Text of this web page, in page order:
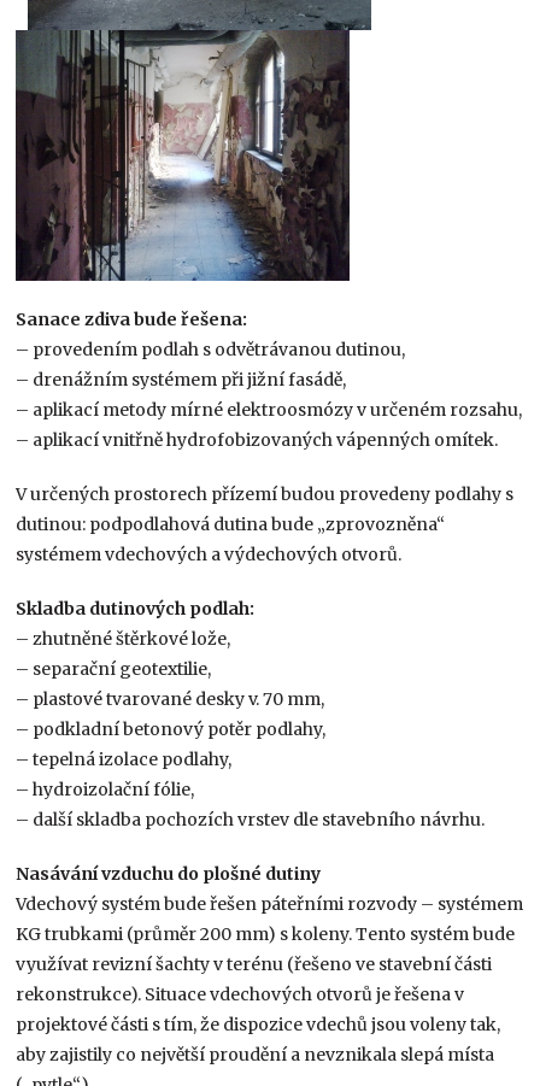
Sanace zdiva bude řešena:
– provedením podlah s odvětrávanou dutinou,
– drenážním systémem při jižní fasádě,
– aplikací metody mírné elektroosmózy v určeném rozsahu,
– aplikací vnitřně hydrofobizovaných vápenných omítek.
V určených prostorech přízemí budou provedeny podlahy s
dutinou: podpodlahová dutina bude „zprovozněna“
systémem vdechových a výdechových otvorů.
Skladba dutinových podlah:
– zhutněné štěrkové lože,
– separační geotextilie,
– plastové tvarované desky v. 70 mm,
– podkladní betonový potěr podlahy,
– tepelná izolace podlahy,
– hydroizolační fólie,
– další skladba pochozích vrstev dle stavebního návrhu.
Nasávání vzduchu do plošné dutiny
Vdechový systém bude řešen páteřními rozvody – systémem
KG trubkami (průměr 200 mm) s koleny. Tento systém bude
využívat revizní šachty v terénu (řešeno ve stavební části
rekonstrukce). Situace vdechových otvorů je řešena v
projektové části s tím, že dispozice vdechů jsou voleny tak,
aby zajistily co největší proudění a nevznikala slepá místa